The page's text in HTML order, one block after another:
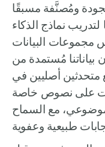
ومُصنَّفة مسبقًا
نماذج الذكاء
البيانات
بياناتنا مُستمدة من
متحدثين أصليين في
على نصوص خاصة
مع السماح